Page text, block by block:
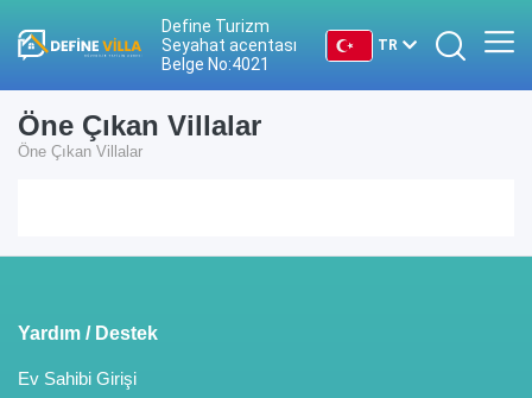
Define Turizm
Seyahat acentası
Belge No:4021
TR
RU
Öne Çıkan Villalar
Öne Çıkan Villalar
Yardım / Destek
Ev Sahibi Girişi